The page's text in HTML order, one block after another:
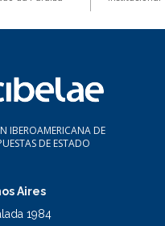
IBEROAMERICANA DE
DE ESTADO
Aires
1984